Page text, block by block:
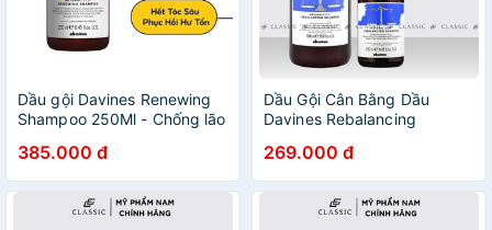
Dầu gội Davines Renewing
Shampoo 250Ml - Chống lão
385.000 đ
Dầu Gội Cân Bằng Dầu
Davines Rebalancing
269.000 đ